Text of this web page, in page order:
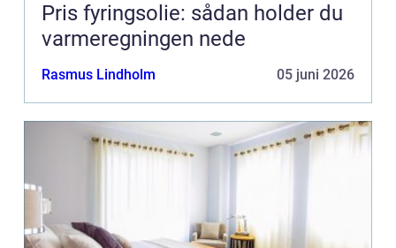
Pris fyringsolie: sådan holder du
varmeregningen nede
Rasmus Lindholm 05 juni 2026